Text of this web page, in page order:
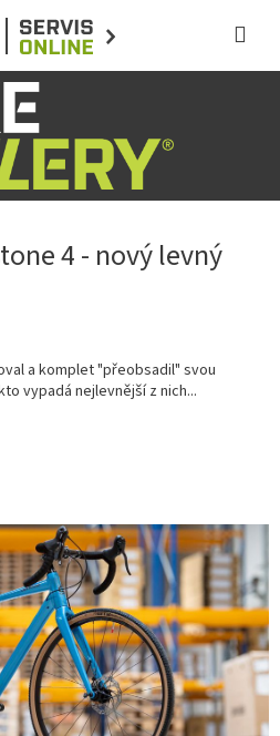
4 - nový levný
a komplet "přeobsadil" svou
vypadá nejlevnější z nich...